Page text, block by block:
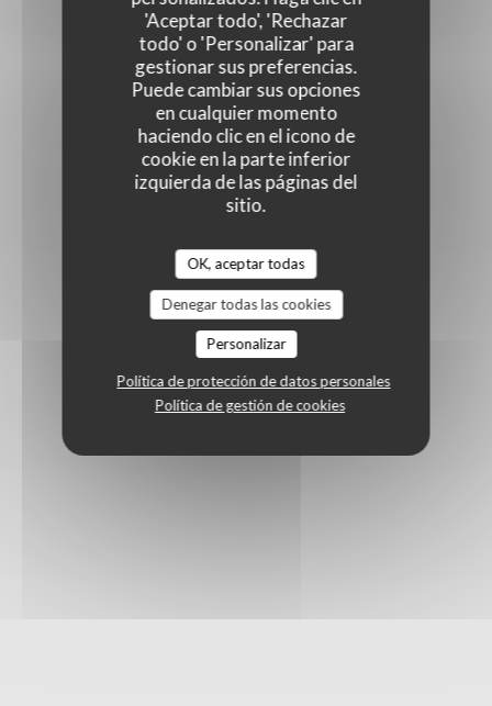
'Aceptar todo', 'Rechazar
todo' o 'Personalizar' para
gestionar sus preferencias.
Puede cambiar sus opciones
en cualquier momento
haciendo clic en el icono de
cookie en la parte inferior
izquierda de las páginas del
sitio.
OK, aceptar todas
Denegar todas las cookies
Personalizar
Política de protección de datos personales
Política de gestión de cookies